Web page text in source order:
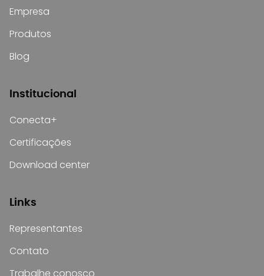
Empresa
Produtos
Blog
Institucional
Conecta+
Certificações
Download center
Links
Representantes
Contato